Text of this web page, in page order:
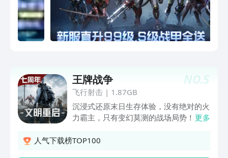
NO.5
王牌战争
飞行射击| 1.87GB
沉浸式还原末日生存体验，没有绝对的火
力霸主，只有变幻莫测的战场局势！其独
了在末日环境下的紧迫感，也加剧了玩家
更多
人气下载榜TOP100